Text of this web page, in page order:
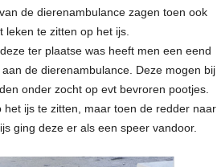
de dierenambulance zagen toen ook
te zitten op het ijs.
ter plaatse was heeft men een eend
de dierenambulance. Deze mogen bij
onder zocht op evt bevroren pootjes.
ijs te zitten, maar toen de redder naar
ging deze er als een speer vandoor.